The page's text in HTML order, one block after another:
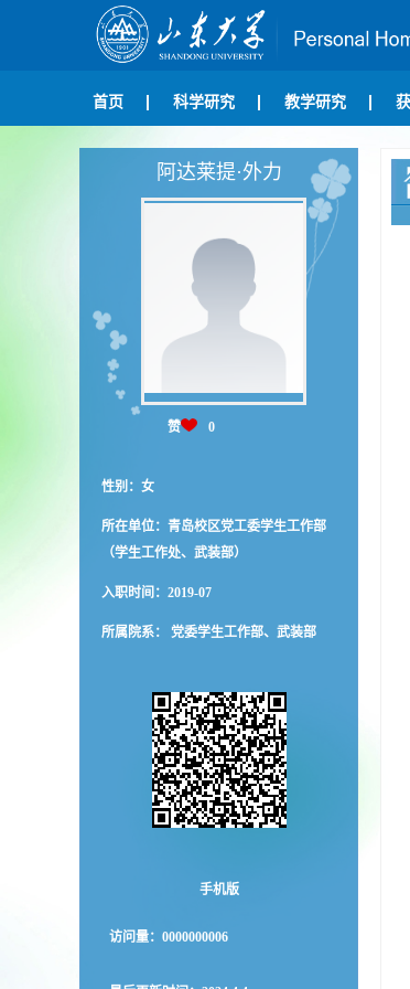
首页 科学研究 教学研究
阿达莱提·外力
赞 0
性别：女
所在单位：青岛校区党工委学生工作部
（学生工作处、武装部）
入职时间：2019-07
所属院系： 党委学生工作部、武装部
手机版
访问量： 0000000006